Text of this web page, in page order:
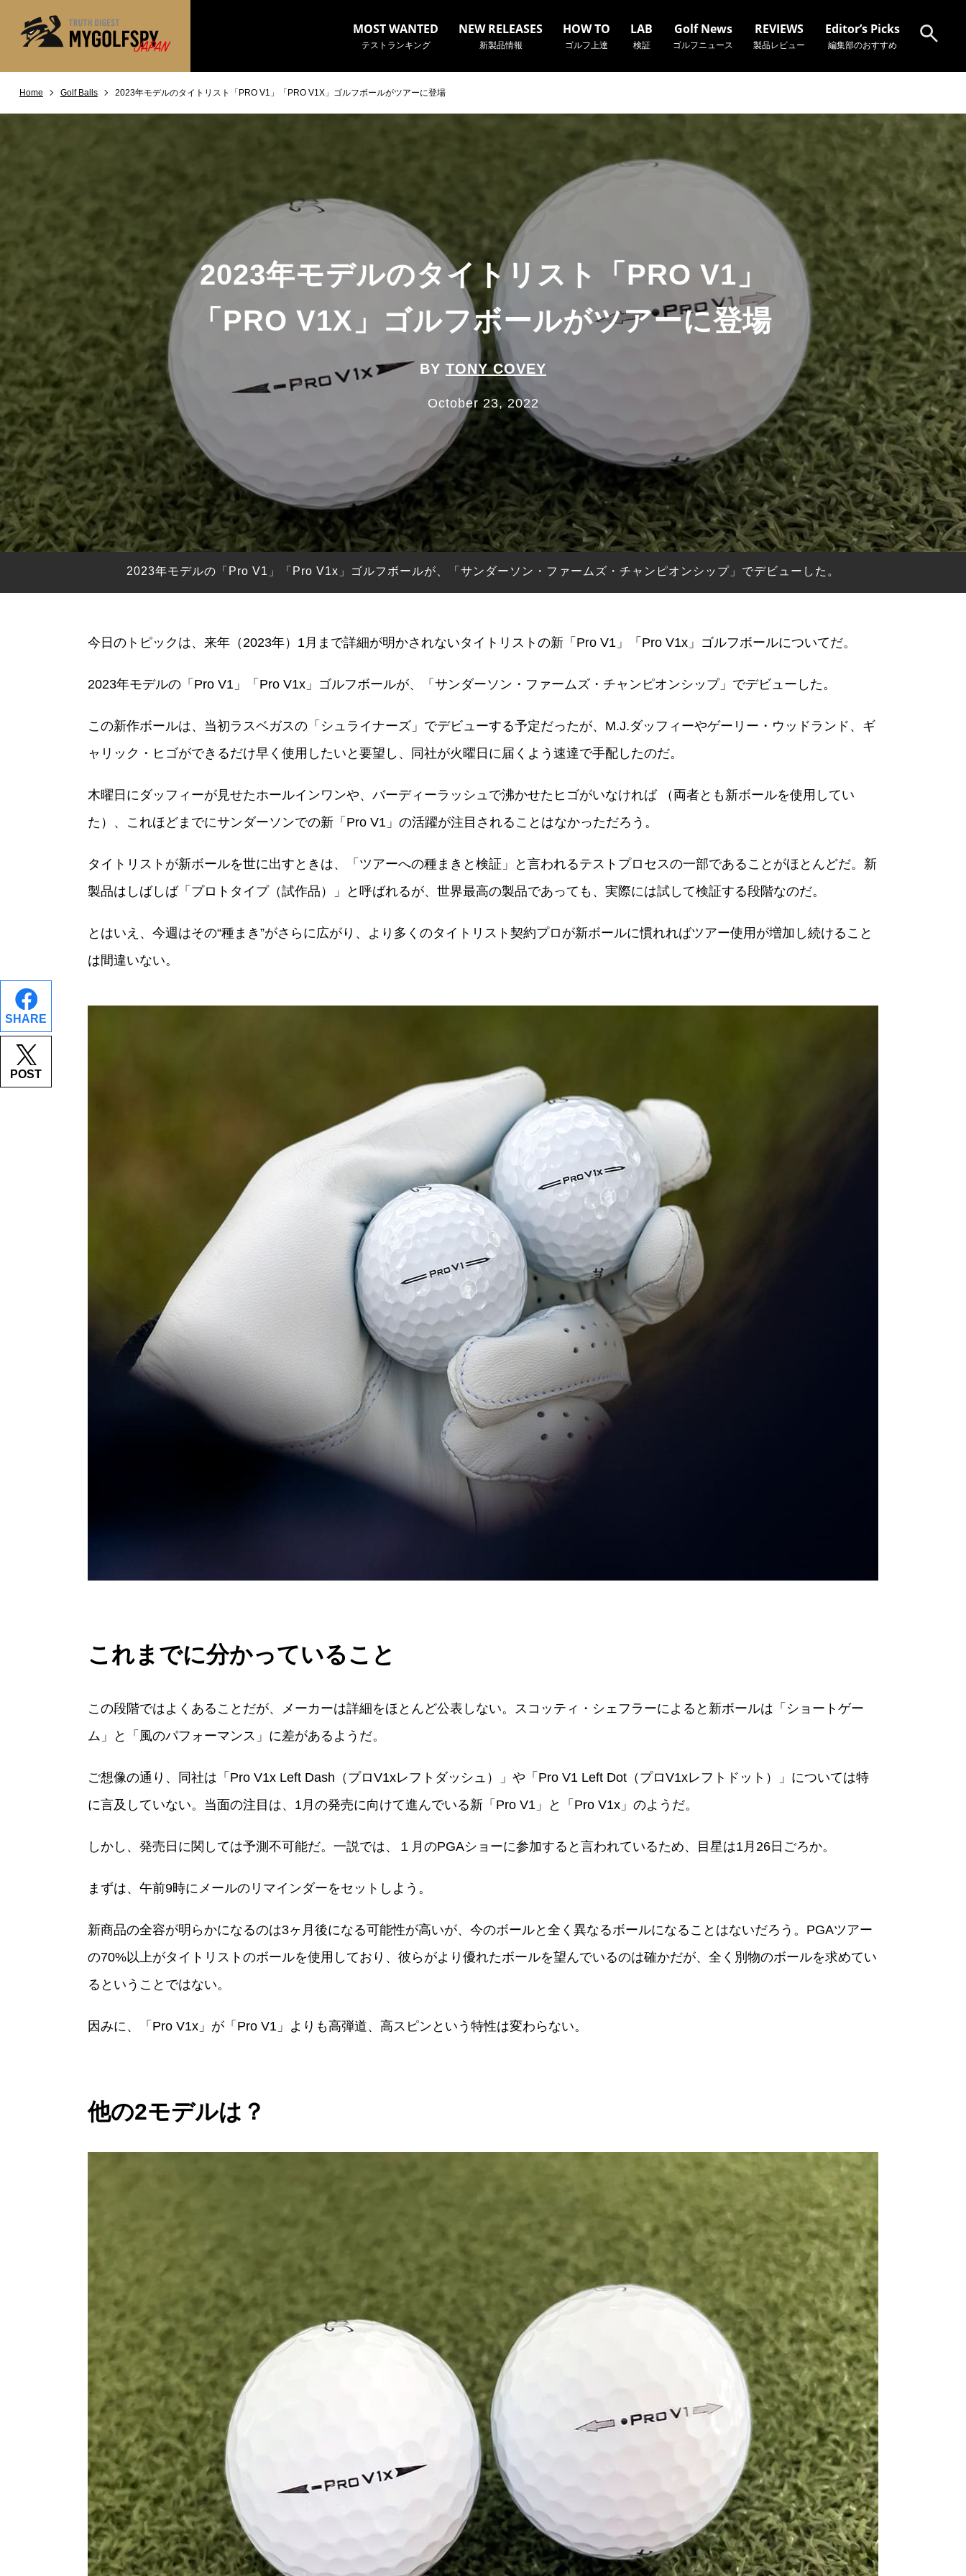
MOST WANTED
テストランキング
NEW RELEASES
新製品情報
HOW TO
ゴルフ上達
LAB
検証
Golf News
ゴルフニュース
REVIEWS
製品レビュー
Editor’s Picks
編集部のおすすめ
Home Golf Balls 2023年モデルのタイトリスト「PRO V1」「PRO V1X」ゴルフボールがツアーに登場
SHARE
POST
2023年モデルのタイトリスト「PRO V1」
「PRO V1X」ゴルフボールがツアーに登場
BY TONY COVEY
October 23, 2022
2023年モデルの「Pro V1」「Pro V1x」ゴルフボールが、「サンダーソン・ファームズ・チャンピオンシップ」でデビューした。
今日のトピックは、来年（2023年）1月まで詳細が明かされないタイトリストの新「Pro V1」「Pro V1x」ゴルフボールについてだ。
2023年モデルの「Pro V1」「Pro V1x」ゴルフボールが、「サンダーソン・ファームズ・チャンピオンシップ」でデビューした。
この新作ボールは、当初ラスベガスの「シュライナーズ」でデビューする予定だったが、M.J.ダッフィーやゲーリー・ウッドランド、ギ
ャリック・ヒゴができるだけ早く使用したいと要望し、同社が火曜日に届くよう速達で手配したのだ。
木曜日にダッフィーが見せたホールインワンや、バーディーラッシュで沸かせたヒゴがいなければ （両者とも新ボールを使用してい
た）、これほどまでにサンダーソンでの新「Pro V1」の活躍が注目されることはなかっただろう。
タイトリストが新ボールを世に出すときは、「ツアーへの種まきと検証」と言われるテストプロセスの一部であることがほとんどだ。新
製品はしばしば「プロトタイプ（試作品）」と呼ばれるが、世界最高の製品であっても、実際には試して検証する段階なのだ。
とはいえ、今週はその“種まき”がさらに広がり、より多くのタイトリスト契約プロが新ボールに慣れればツアー使用が増加し続けること
は間違いない。
これまでに分かっていること
この段階ではよくあることだが、メーカーは詳細をほとんど公表しない。スコッティ・シェフラーによると新ボールは「ショートゲー
ム」と「風のパフォーマンス」に差があるようだ。
ご想像の通り、同社は「Pro V1x Left Dash（プロV1xレフトダッシュ）」や「Pro V1 Left Dot（プロV1xレフトドット）」については特
に言及していない。当面の注目は、1月の発売に向けて進んでいる新「Pro V1」と「Pro V1x」のようだ。
しかし、発売日に関しては予測不可能だ。一説では、１月のPGAショーに参加すると言われているため、目星は1月26日ごろか。
まずは、午前9時にメールのリマインダーをセットしよう。
新商品の全容が明らかになるのは3ヶ月後になる可能性が高いが、今のボールと全く異なるボールになることはないだろう。PGAツアー
の70%以上がタイトリストのボールを使用しており、彼らがより優れたボールを望んでいるのは確かだが、全く別物のボールを求めてい
るということではない。
因みに、「Pro V1x」が「Pro V1」よりも高弾道、高スピンという特性は変わらない。
他の2モデルは？
MOST WANTED
REVIEWS
DRIVERS ドライバー
FAIRWAY WOODS フェアウェイウッド
HYBRIDS ハイブリッド
IRONS アイアン
WEDGES ウェッジ
PUTTERS パター
OTHER その他
Editor’s Picks 編集部のおすすめ
Our Team 私たちのチーム
Our Mission 私たちの使命